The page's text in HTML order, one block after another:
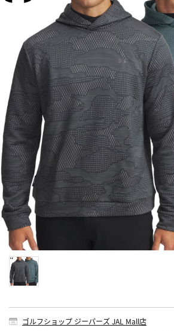
ゴルフショップ ジーパーズ JAL Mall店